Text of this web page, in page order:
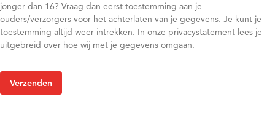
jonger dan 16? Vraag dan eerst toestemming aan je
ouders/verzorgers voor het achterlaten van je gegevens. Je kunt je
toestemming altijd weer intrekken. In onze privacystatement lees je
uitgebreid over hoe wij met je gegevens omgaan.